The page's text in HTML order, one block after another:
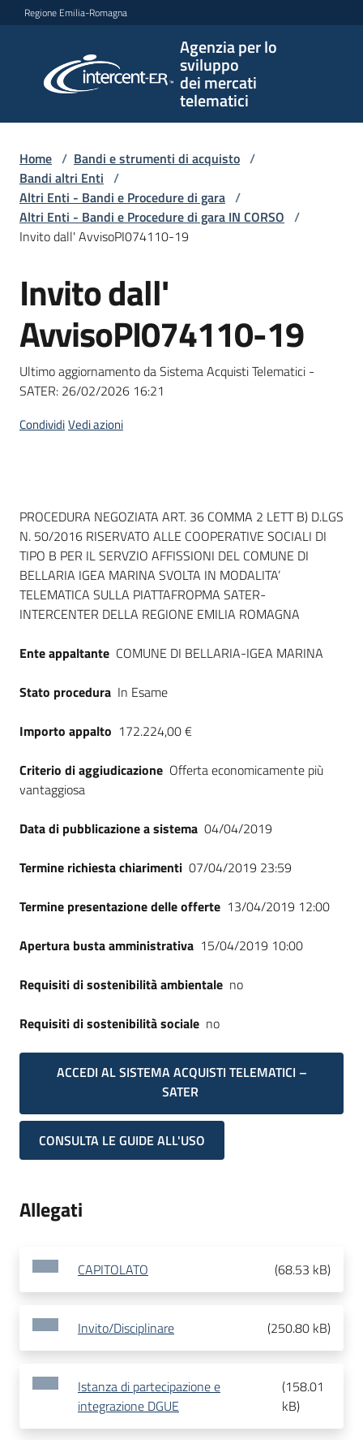
Vai al contenuto
Vai alla navigazione
Vai al footer
Regione Emilia-Romagna
Agenzia per lo
sviluppo
dei mercati
telematici
per lo
sviluppo
telematici
L'Agenzia
Bandi
strumenti
acquisto
telematiche
English
Seguici
Home / Bandi e strumenti di acquisto /
Bandi altri Enti /
Altri Enti - Bandi e Procedure di gara /
Altri Enti - Bandi e Procedure di gara IN CORSO /
Invito dall' AvvisoPI074110-19
Salta al contenuto
Invito dall'
AvvisoPI074110-19
Ultimo aggiornamento da Sistema Acquisti Telematici -
SATER: 26/02/2026 16:21
CondividiVedi azioni
Dati del bando
PROCEDURA NEGOZIATA ART. 36 COMMA 2 LETT B) D.LGS
N. 50/2016 RISERVATO ALLE COOPERATIVE SOCIALI DI
TIPO B PER IL SERVZIO AFFISSIONI DEL COMUNE DI
BELLARIA IGEA MARINA SVOLTA IN MODALITA’
TELEMATICA SULLA PIATTAFROPMA SATER-
INTERCENTER DELLA REGIONE EMILIA ROMAGNA
Ente appaltante COMUNE DI BELLARIA-IGEA MARINA
Stato procedura In Esame
Importo appalto 172.224,00 €
Criterio di aggiudicazione Offerta economicamente più
vantaggiosa
Data di pubblicazione a sistema 04/04/2019
Termine richiesta chiarimenti 07/04/2019 23:59
Termine presentazione delle offerte 13/04/2019 12:00
Apertura busta amministrativa 15/04/2019 10:00
Requisiti di sostenibilità ambientale no
Requisiti di sostenibilità sociale no
ACCEDI AL SISTEMA ACQUISTI TELEMATICI –
SATER
CONSULTA LE GUIDE ALL'USO
Allegati
CAPITOLATO (68.53 kB)
Invito/Disciplinare (250.80 kB)
Istanza di partecipazione e
integrazione DGUE
(158.01
kB)